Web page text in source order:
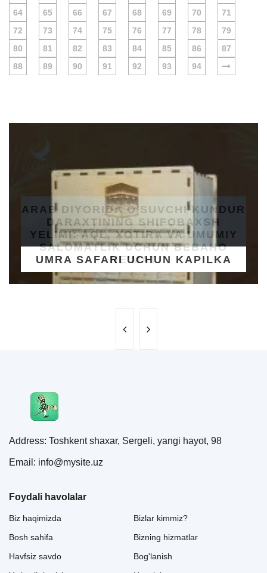
64
65 66 67 68 69 70
71
72
73 74 75 76 77 78
79
80
81 82 83 84 85 86
87
88
89 90 91 92 93 94
UMRA SAFARI UCHUN KAPILKA
Address: Toshkent shaxar, Sergeli, yangi hayot, 98
Email: info@mysite.uz
Foydali havolalar
Biz haqimizda
Bosh sahifa
Havfsiz savdo
Bizlar kimmiz?
Bizning hizmatlar
Bog'lanish